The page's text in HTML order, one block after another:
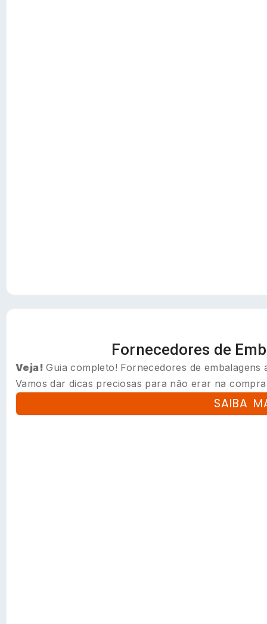
Fornecedores de
Veja! Guia completo! Fornecedores de
Vamos dar dicas preciosas para não erar na
SAIBA